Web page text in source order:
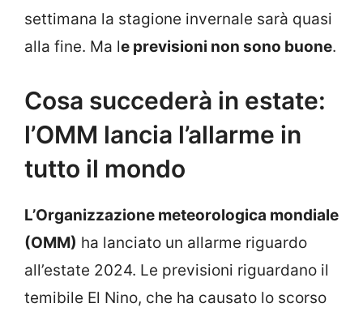
settimana la stagione invernale sarà quasi
alla fine. Ma le previsioni non sono buone.
Cosa succederà in estate:
l’OMM lancia l’allarme in
tutto il mondo
L’Organizzazione meteorologica mondiale
(OMM) ha lanciato un allarme riguardo
all’estate 2024. Le previsioni riguardano il
temibile El Nino, che ha causato lo scorso